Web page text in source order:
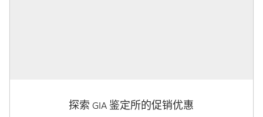
探索 GIA 鉴定所的促销优惠